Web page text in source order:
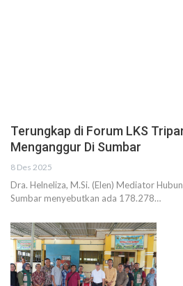
Terungkap di Forum LKS
Menganggur Di Sumbar
8 Des 2025
Dra. Helneliza, M.Si. (Elen) Mediator
Sumbar menyebutkan ada 178.278…